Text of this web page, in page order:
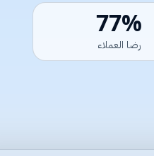
98%
رضا العملاء